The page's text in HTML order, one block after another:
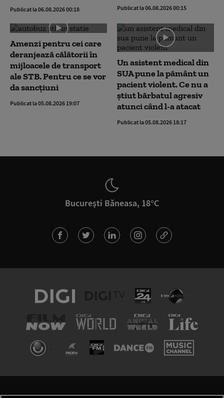
Publicat la 06.08.2026 00:18 Publicat la 06.08.2026 00:15
Amenzi pentru cei care
deranjează călătorii în
mijloacele de transport
ale STB. Pentru ce se vor
da sancțiuni
Publicat la 05.08.2026 19:07
Un asistent medical din
SUA pune la pământ un
pacient violent. Ce nu a
știut bărbatul agresiv
atunci când l-a atacat
Publicat la 05.08.2026 18:17
București Băneasa, 18°C